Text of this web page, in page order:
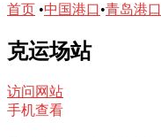
首页 •中国港口•青岛港口
克运场站
访问网站
手机查看